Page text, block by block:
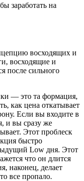
заработать на
восходящих и
восходящие и
после сильного
— это та формация,
как цена откатывает
Если вы входите в
и вы сразу же
Этот проблеск
быстро
Low дня. Этот
что он длится
наконец, делает
все пропало.